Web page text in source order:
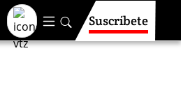
Suscríbete